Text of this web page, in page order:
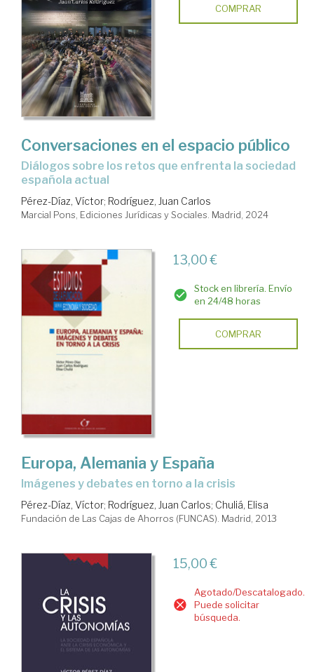
COMPRAR
Conversaciones en el espacio público
Diálogos sobre los retos que enfrenta la sociedad
española actual
Pérez-Díaz, Víctor; Rodríguez, Juan Carlos
Marcial Pons, Ediciones Jurídicas y Sociales. Madrid, 2024
13,00 €
Stock en librería. Envío
en 24/48 horas
COMPRAR
Europa, Alemania y España
imágenes y debates en torno a la crisis
Pérez-Díaz, Víctor; Rodríguez, Juan Carlos; Chuliá, Elisa
Fundación de Las Cajas de Ahorros (FUNCAS). Madrid, 2013
15,00 €
Agotado/Descatalogado.
Puede solicitar
búsqueda.